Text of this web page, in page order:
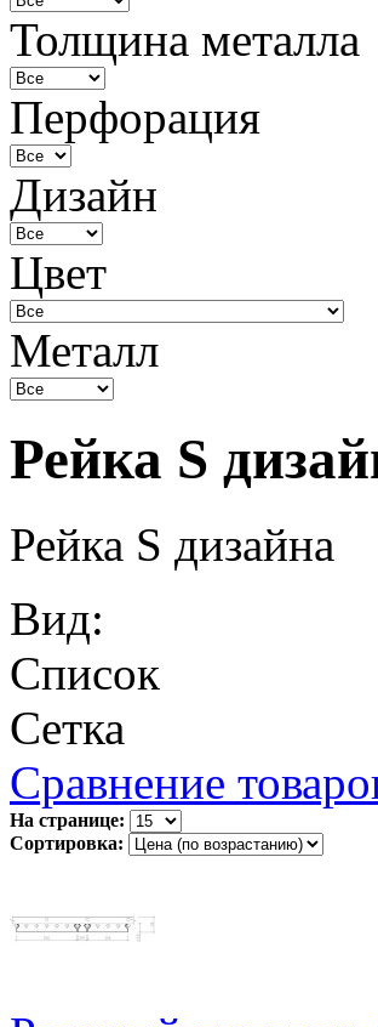
Толщина металла
Перфорация
Дизайн
Цвет
Металл
Рейка S
Рейка S дизайна
Вид:
Список
Сетка
Сравнение
На странице:
Сортировка: